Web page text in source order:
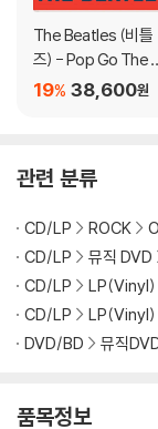
2) 컬러 디스크의 특
있습니다.
3) 컬러 디스크는 제
※ 반품/교환 안내
상을 요청할 수 있으
다.
관련 사진과 동영상
문의 바랍니다.
2) LP는 잦은 배송 과
The Beatles (비틀
즈) - Pop Go The
atles June 1st 1963
38,600원
19%
관련 분류
CD/LP ROCK
CD/LP
뮤직 DVD
CD/LP
LP(Vinyl)
CD/LP
LP(Vinyl)
DVD/BD
뮤직
품목정보